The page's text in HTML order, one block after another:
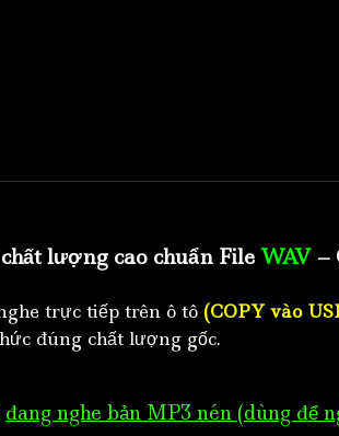
lượng cao chuẩn File WAV–
trực tiếp trên ô tô (COPY vào
đúng chất lượng gốc.
đang nghe bản MP3 nén (dùng để